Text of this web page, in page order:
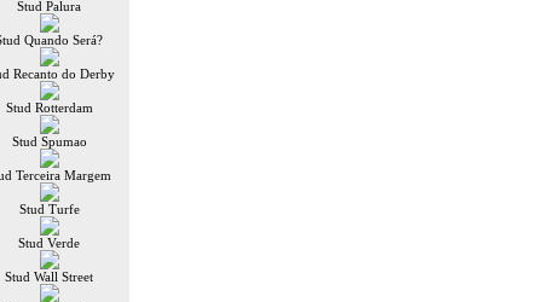
Stud Palura
Quando Será?
Recanto do Derby
Stud Rotterdam
Stud Spumao
Terceira Margem
Stud Turfe
Stud Verde
Stud Wall Street